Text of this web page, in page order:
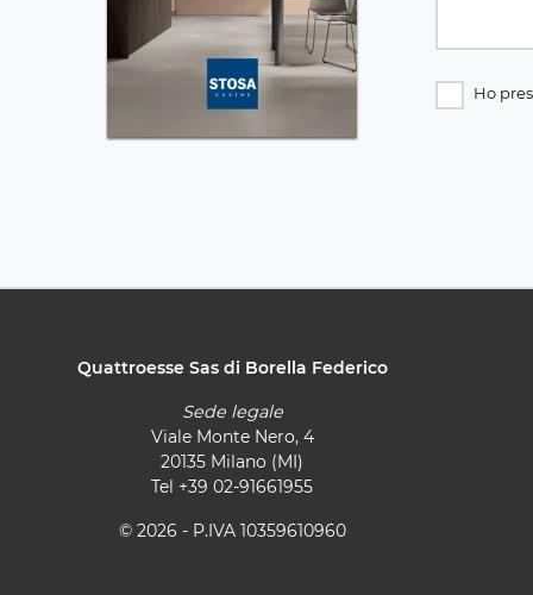
Ho
Quattroesse Sas di Borella Federico
Sede legale
Viale Monte Nero, 4
20135 Milano (MI)
Tel +39 02-91661955
© 2026 - P.IVA 10359610960